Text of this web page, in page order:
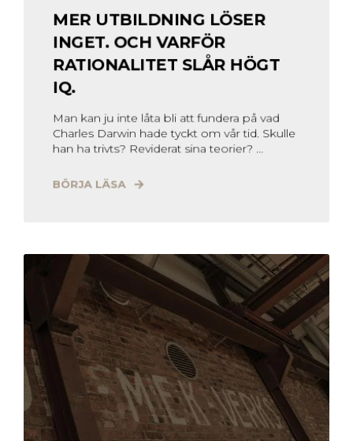
MER UTBILDNING LÖSER
INGET. OCH VARFÖR
RATIONALITET SLÅR HÖGT
IQ.
Man kan ju inte låta bli att fundera på vad
Charles Darwin hade tyckt om vår tid. Skulle
han ha trivts? Reviderat sina teorier? ...
BÖRJA LÄSA